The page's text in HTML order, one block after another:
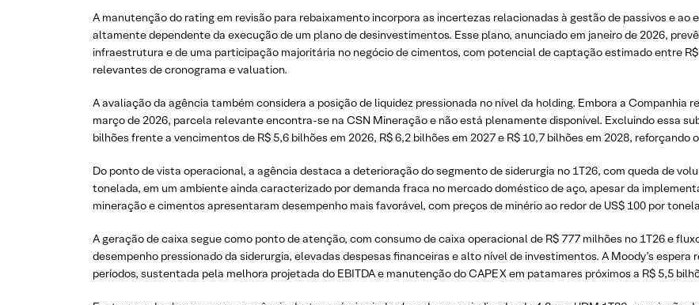
A manutenção do rating em revisão para rebaixamento incorpora as incertezas relacionadas à gestão de passivos e
altamente dependente da execução de um plano de desinvestimentos. Esse plano, anunciado em janeiro de 2026,
infraestrutura e de uma participação majoritária no negócio de cimentos, com potencial de captação estimado entre
relevantes de cronograma e valuation.
A avaliação da agência também considera a posição de liquidez pressionada no nível da holding. Embora a Companhia
março de 2026, parcela relevante encontra-se na CSN Mineração e não está plenamente disponível. Excluindo essa
bilhões frente a vencimentos de R$ 5,6 bilhões em 2026, R$ 6,2 bilhões em 2027 e R$ 10,7 bilhões em 2028, reforçando
Do ponto de vista operacional, a agência destaca a deterioração do segmento de siderurgia no 1T26, com queda de
tonelada, em um ambiente ainda caracterizado por demanda fraca no mercado doméstico de aço, apesar da
mineração e cimentos apresentaram desempenho mais favorável, com preços de minério ao redor de US$ 100 por
A geração de caixa segue como ponto de atenção, com consumo de caixa operacional de R$ 777 milhões no 1T26 e
desempenho pressionado da siderurgia, elevadas despesas financeiras e alto nível de investimentos. A Moody’s
períodos, sustentada pela melhora projetada do EBITDA e manutenção do CAPEX em patamares próximos a R$ 5,5